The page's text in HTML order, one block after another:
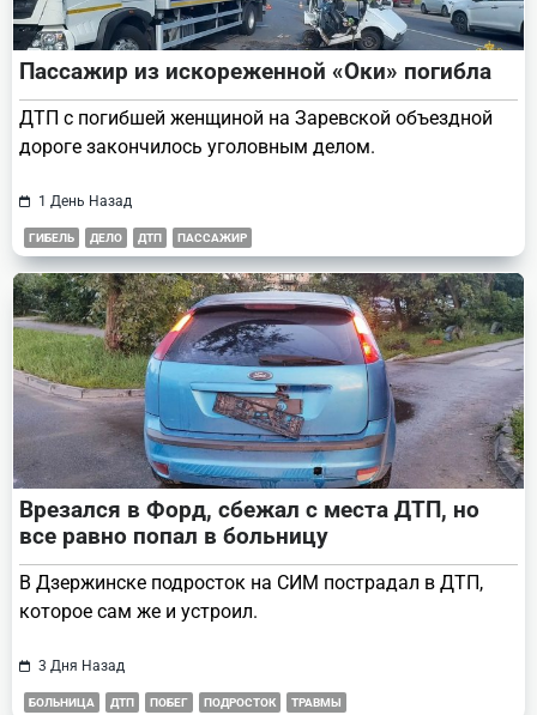
Пассажир из искореженной «Оки» погибла
ДТП с погибшей женщиной на Заревской объездной
дороге закончилось уголовным делом.
1 День Назад
ГИБЕЛЬ ДЕЛО ДТП ПАССАЖИР
Врезался в Форд, сбежал с места ДТП, но
все равно попал в больницу
В Дзержинске подросток на СИМ пострадал в ДТП,
которое сам же и устроил.
3 Дня Назад
БОЛЬНИЦА ДТП ПОБЕГ ПОДРОСТОК ТРАВМЫ